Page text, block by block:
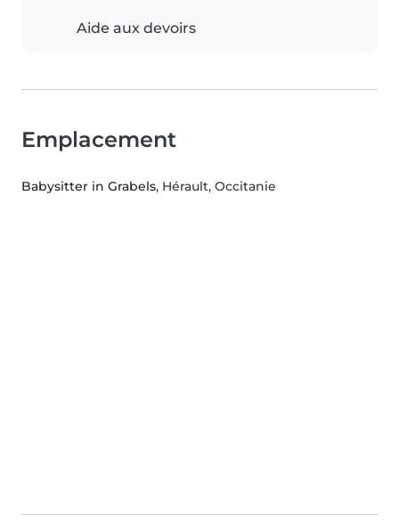
Aide aux devoirs
Emplacement
Babysitter in Grabels, Hérault, Occitanie